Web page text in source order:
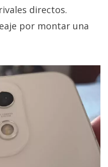
directos.
por montar una